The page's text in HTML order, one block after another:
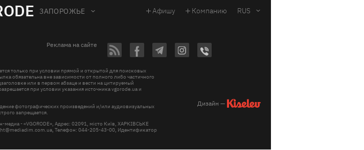
ЗАПОРОЖЬЕ Афишу Компанию RUS
Реклама на сайте
только при условии прямой и открытой для поисковых
обязательна вне зависимости от полного либо частичного
или в первом абзаце и вести на цитируемый
при условии указания источника vgorode.ua и
фотографических произведений и/или аудиовизуальных
запрещается.
- «VGORODE», Адрес: 02091, місто Київ, ХАРКІВСЬКЕ
, Телефон: 044-205-43-00, Идентификатор
Дизайн —